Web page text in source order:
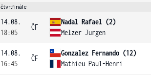
čtvrtfinále
14.08.
18:05
ČF
Nadal Rafael (2)
Melzer Jurgen
14.08.
16:45
ČF
Gonzalez Fernando (12)
Mathieu Paul-Henri